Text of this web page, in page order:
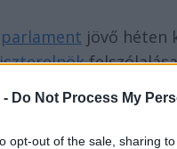
- Do Not Process My
opt-out of the sale, sharing
parlament jövő héten
tárgyalják. Az